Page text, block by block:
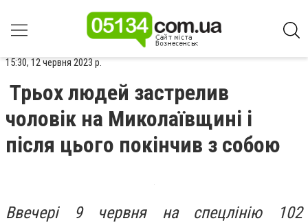
15:30, 12 червня 2023 р.
Трьох людей застрелив
чоловік на Миколаївщині і
після цього покінчив з собою
Ввечері 9 червня на спецлінію 102